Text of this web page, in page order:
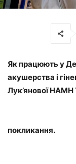
Як працюють у
акушерства і
Лук’янової НАМН
покликання.
Є